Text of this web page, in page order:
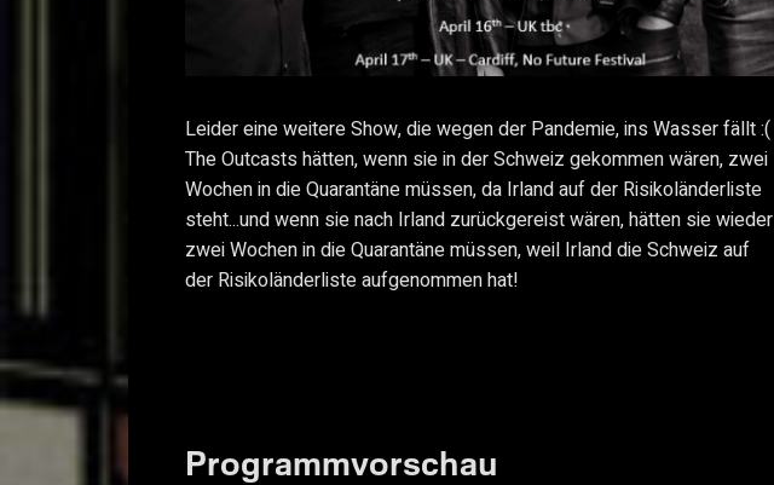
Leider eine weitere Show, die wegen der Pandemie, ins Wasser fällt :(
The Outcasts hätten, wenn sie in der Schweiz gekommen wären, zwei
Wochen in die Quarantäne müssen, da Irland auf der Risikoländerliste
steht...und wenn sie nach Irland zurückgereist wären, hätten sie wieder
zwei Wochen in die Quarantäne müssen, weil Irland die Schweiz auf
der Risikoländerliste aufgenommen hat!
Programmvorschau